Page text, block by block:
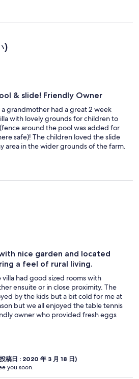
in recommending this Villa
)
& slide! Friendly Owner
grandmother had a great 2 week
with lovely grounds for children to
around the pool was added for
safe)! The children loved the slide
area in the wider grounds of the farm.
information pack of the things to do
etc would have been good - but no
for both family holidays or a
by the pool!
nice garden and located
a feel of rural living.
villa had good sized rooms with
ensuite or in close proximity. The
by the kids but a bit cold for me at
but we all enjoyed the table tennis
owner who provided fresh eggs
from the orchards and the grounds
also host goats sheep and pigs
helped to keep the kids
the beach.
稿日 : 2020 年 3 月 18 日)
you soon.